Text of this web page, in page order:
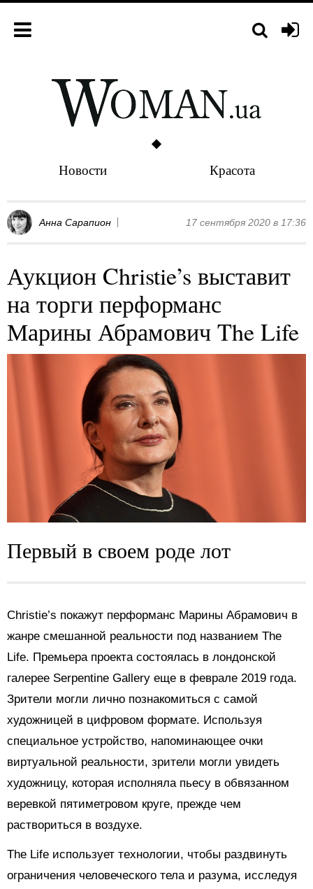
Новости Красота
Анна Сарапион 17 сентября 2020 в 17:36
Аукцион Christie’s выставит
на торги перформанс
Марины Абрамович The Life
Первый в своем роде лот
Christie’s покажут перформанс Марины Абрамович в
жанре смешанной реальности под названием The
Life. Премьера проекта состоялась в лондонской
галерее Serpentine Gallery еще в феврале 2019 года.
Зрители могли лично познакомиться с самой
художницей в цифровом формате. Используя
специальное устройство, напоминающее очки
виртуальной реальности, зрители могли увидеть
художницу, которая исполняла пьесу в обвязанном
веревкой пятиметровом круге, прежде чем
раствориться в воздухе.
The Life использует технологии, чтобы раздвинуть
ограничения человеческого тела и разума, исследуя